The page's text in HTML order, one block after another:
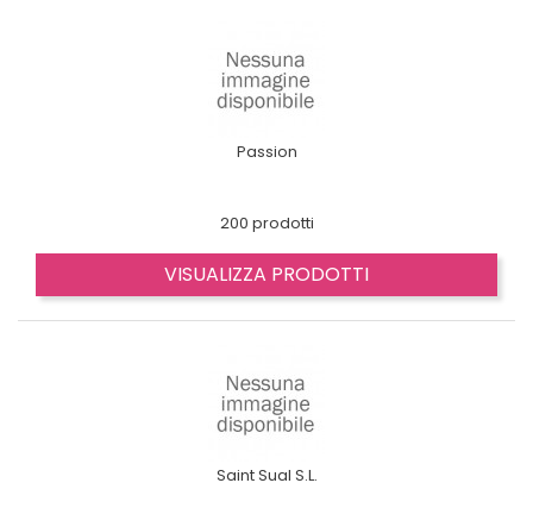
Passion
200 prodotti
VISUALIZZA PRODOTTI
Saint Sual S.L.